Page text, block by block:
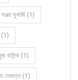
সঞ্জয় মুখার্জি (1)
(1)
বাসিন্দা (1)
দেবদত্ত (1)